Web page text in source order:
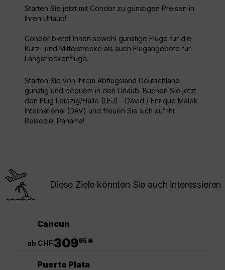
Starten Sie jetzt mit Condor zu günstigen Preisen in
Ihren Urlaub!
Condor bietet Ihnen sowohl günstige Flüge für die
Kurz- und Mittelstrecke als auch Flugangebote für
Langstreckenflüge.
Starten Sie von Ihrem Abflugsland Deutschland
günstig und bequem in den Urlaub. Buchen Sie jetzt
den Flug Leipzig/Halle (LEJ) - David / Enrique Malek
International (DAV) und freuen Sie sich auf Ihr
Reiseziel Panama!
Diese Ziele könnten Sie auch interessieren
Cancun
ab CHF30995*
Puerto Plata